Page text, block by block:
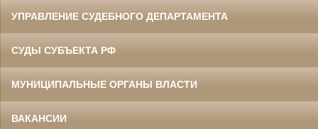
УПРАВЛЕНИЕ СУДЕБНОГО ДЕПАРТАМЕНТА
СУДЫ СУБЪЕКТА РФ
МУНИЦИПАЛЬНЫЕ ОРГАНЫ ВЛАСТИ
ВАКАНСИИ